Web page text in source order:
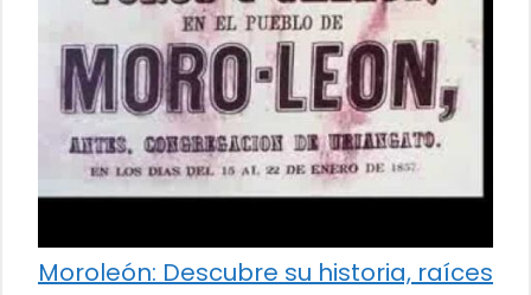
Moroleón: Descubre su historia, raíces